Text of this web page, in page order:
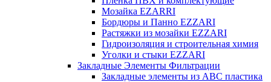
Мозайка EZARRI
Бордюры и Панно EZZARI
Растяжки из мозайки EZZARI
Гидроизоляция и строительная химия
Уголки и стыки EZZARI
Закладные Элементы Фильтрации
Закладные элементы из ABC пластика